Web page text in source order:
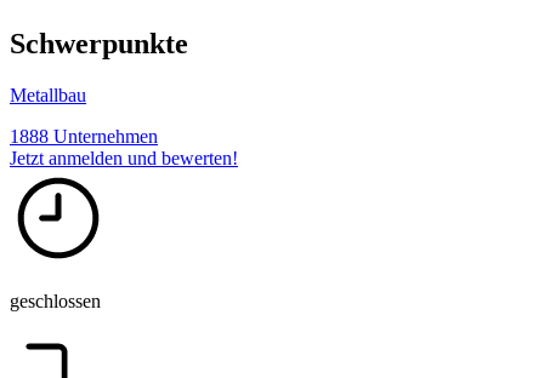
Schwerpunkte
Metallbau
1888 Unternehmen
Jetzt anmelden und bewerten!
geschlossen